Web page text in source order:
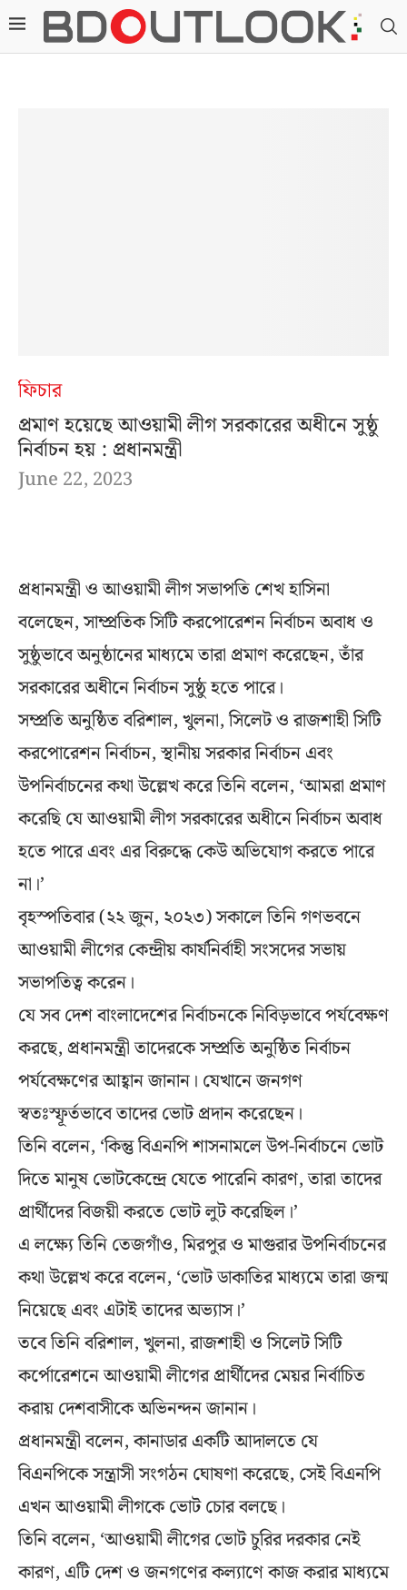
ফিচার
প্রমাণ হয়েছে আওয়ামী লীগ সরকারের অধীনে সুষ্ঠু
নির্বাচন হয় : প্রধানমন্ত্রী
June 22, 2023
প্রধানমন্ত্রী ও আওয়ামী লীগ সভাপতি শেখ হাসিনা
বলেছেন, সাম্প্রতিক সিটি করপোরেশন নির্বাচন অবাধ ও
সুষ্ঠুভাবে অনুষ্ঠানের মাধ্যমে তারা প্রমাণ করেছেন, তাঁর
সরকারের অধীনে নির্বাচন সুষ্ঠু হতে পারে।
সম্প্রতি অনুষ্ঠিত বরিশাল, খুলনা, সিলেট ও রাজশাহী সিটি
করপোরেশন নির্বাচন, স্থানীয় সরকার নির্বাচন এবং
উপনির্বাচনের কথা উল্লেখ করে তিনি বলেন, ‘আমরা প্রমাণ
করেছি যে আওয়ামী লীগ সরকারের অধীনে নির্বাচন অবাধ
হতে পারে এবং এর বিরুদ্ধে কেউ অভিযোগ করতে পারে
না।’
বৃহস্পতিবার (২২ জুন, ২০২৩) সকালে তিনি গণভবনে
আওয়ামী লীগের কেন্দ্রীয় কার্যনির্বাহী সংসদের সভায়
সভাপতিত্ব করেন।
যে সব দেশ বাংলাদেশের নির্বাচনকে নিবিড়ভাবে পর্যবেক্ষণ
করছে, প্রধানমন্ত্রী তাদেরকে সম্প্রতি অনুষ্ঠিত নির্বাচন
পর্যবেক্ষণের আহ্বান জানান। যেখানে জনগণ
স্বতঃস্ফূর্তভাবে তাদের ভোট প্রদান করেছেন।
তিনি বলেন, ‘কিন্তু বিএনপি শাসনামলে উপ-নির্বাচনে ভোট
দিতে মানুষ ভোটকেন্দ্রে যেতে পারেনি কারণ, তারা তাদের
প্রার্থীদের বিজয়ী করতে ভোট লুট করেছিল।’
এ লক্ষ্যে তিনি তেজগাঁও, মিরপুর ও মাগুরার উপনির্বাচনের
কথা উল্লেখ করে বলেন, ‘ভোট ডাকাতির মাধ্যমে তারা জন্ম
নিয়েছে এবং এটাই তাদের অভ্যাস।’
তবে তিনি বরিশাল, খুলনা, রাজশাহী ও সিলেট সিটি
কর্পোরেশনে আওয়ামী লীগের প্রার্থীদের মেয়র নির্বাচিত
করায় দেশবাসীকে অভিনন্দন জানান।
প্রধানমন্ত্রী বলেন, কানাডার একটি আদালতে যে
বিএনপিকে সন্ত্রাসী সংগঠন ঘোষণা করেছে, সেই বিএনপি
এখন আওয়ামী লীগকে ভোট চোর বলছে।
তিনি বলেন, ‘আওয়ামী লীগের ভোট চুরির দরকার নেই
কারণ, এটি দেশ ও জনগণের কল্যাণে কাজ করার মাধ্যমে